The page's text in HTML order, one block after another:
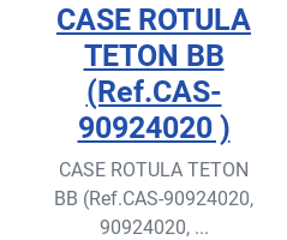
CASE ROTULA
TETON BB
(Ref.CAS-
90924020 )
CASE ROTULA TETON
BB (Ref.CAS-90924020,
90924020, ...